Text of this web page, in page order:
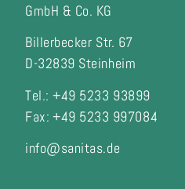
GmbH & Co. KG
Billerbecker Str. 67
D-32839 Steinheim
Tel.: +49 5233 93899
Fax: +49 5233 997084
info@sanitas.de